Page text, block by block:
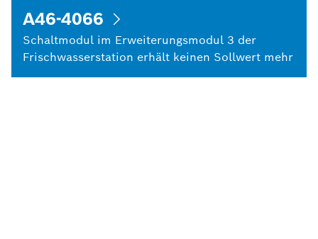
A46-4066
Schaltmodul im Erweiterungsmodul 3 der
Frischwasserstation erhält keinen Sollwert mehr